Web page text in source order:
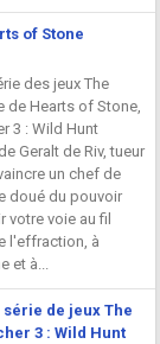
of Stone
des jeux The
de Hearts of Stone,
3 : Wild Hunt
Geralt de Riv, tueur
un chef de
doué du pouvoir
votre voie au fil
l'effraction, à
à...
de jeux The
3 : Wild Hunt